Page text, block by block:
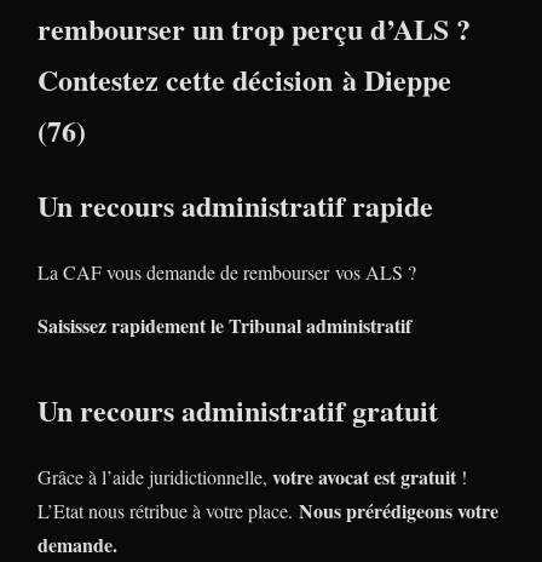
rembourser un trop perçu d’ALS ?
Contestez cette décision à Dieppe
(76)
Un recours administratif rapide
La CAF vous demande de rembourser vos ALS ?
Saisissez rapidement le Tribunal administratif
Un recours administratif gratuit
Grâce à l’aide juridictionnelle, votre avocat est gratuit !
L’Etat nous rétribue à votre place. Nous prérédigeons votre
demande.